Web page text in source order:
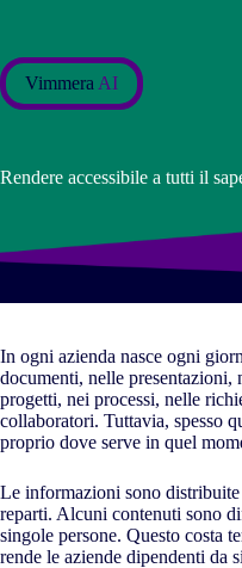
Vimmera AI
Rendere accessibile a tutti il
In ogni azienda nasce ogni
documenti, nelle
progetti, nei processi, nelle
collaboratori. Tuttavia, spesso
proprio dove serve in quel
Le informazioni sono
reparti. Alcuni contenuti sono
singole persone. Questo costa
rende le aziende dipendenti da